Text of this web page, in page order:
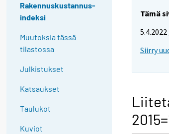
Rakennuskustannus-
indeksi
Muutoksia tässä
tilastossa
Julkistukset
Katsaukset
Taulukot
Kuviot
Tämä
Siirry